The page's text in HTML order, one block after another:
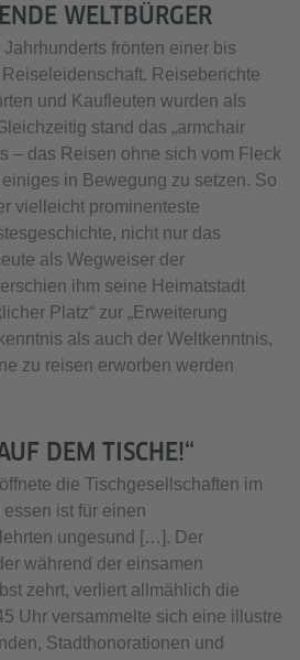
WELTBÜRGER
frönten einer bis
Reiseberichte
und Kaufleuten wurden als
stand das „armchair
– das Reisen ohne sich vom Fleck
in Bewegung zu setzen. So
vielleicht prominenteste
nicht nur das
als Wegweiser der
ihm seine Heimatstadt
Platz“ zur „Erweiterung
als auch der Weltkenntnis,
zu reisen erworben werden
DEM TISCHE!“
die Tischgesellschaften im
essen ist für einen
ungesund […]. Der
während der einsamen
zehrt, verliert allmählich die
Uhr versammelte sich eine illustre
Stadthonorationen und